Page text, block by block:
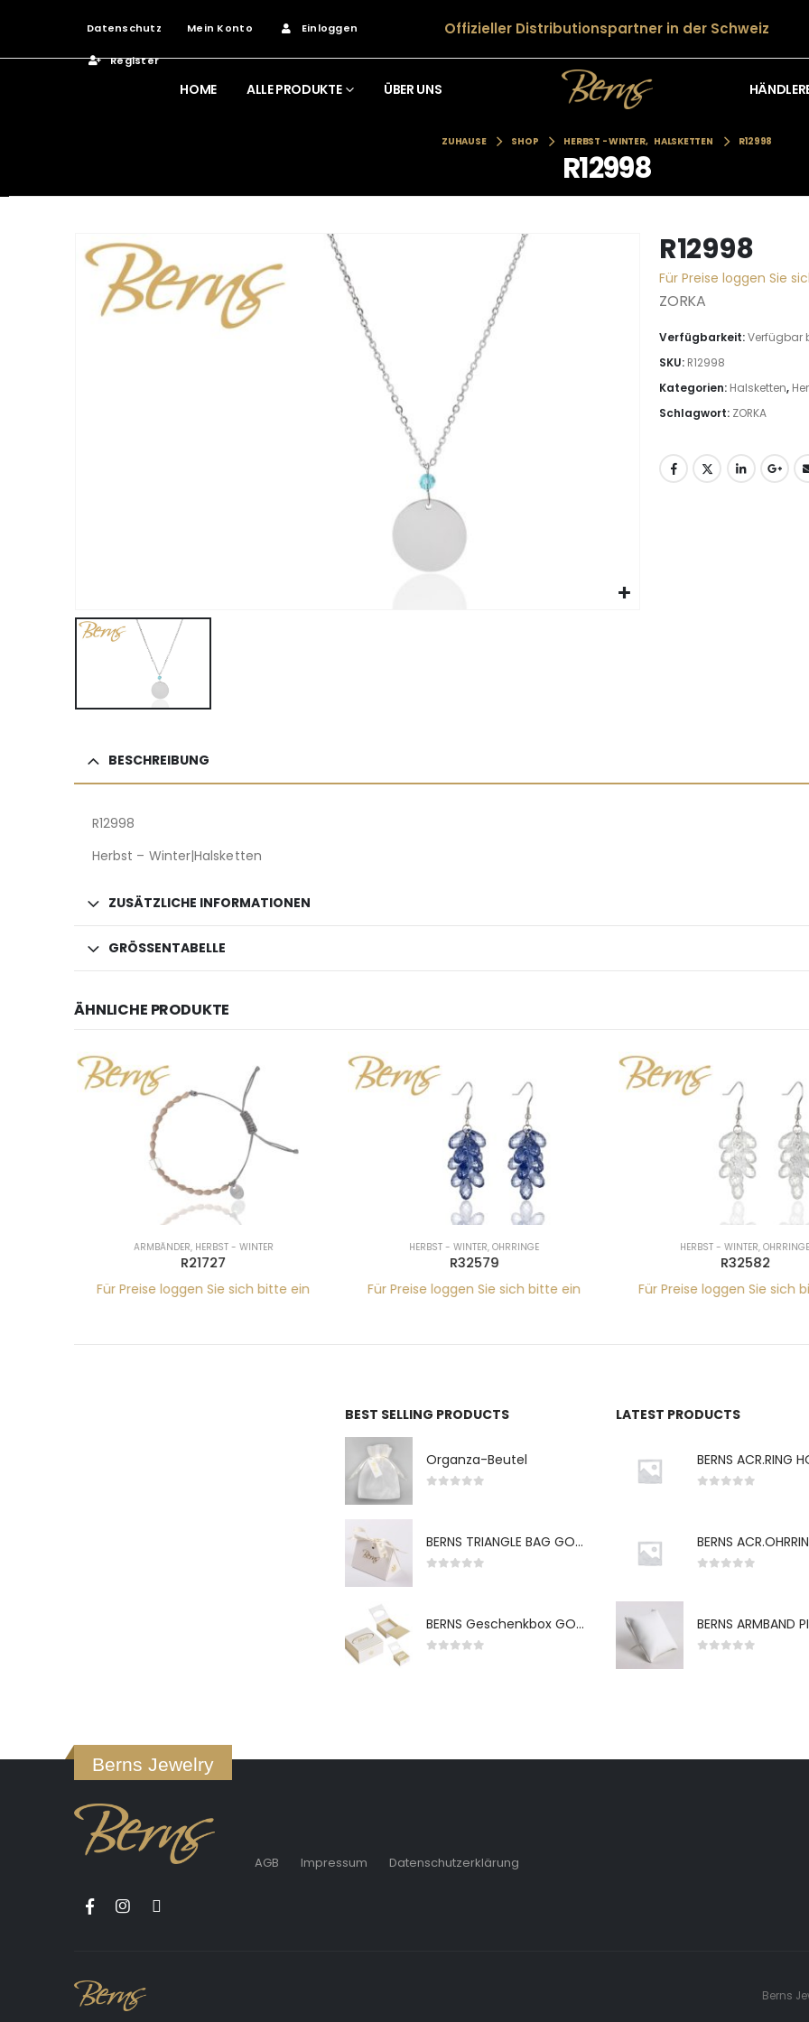
Datenschutz Mein Konto Einloggen
Register
Offizieller Distributionspartner in der Schweiz
HOME ALLE PRODUKTE ÜBER UNS
ZUHAUSE SHOP HERBST - WINTER, HALSKETTEN R12998
R12998
R12998
Für Preise loggen Sie
ZORKA
Verfügbarkeit:Verfügbar
SKU: R12998
Kategorien: Halsketten,
Schlagwort: ZORKA
BESCHREIBUNG
R12998
Herbst – Winter|Halsketten
ZUSÄTZLICHE INFORMATIONEN
GRÖSSENTABELLE
ÄHNLICHE PRODUKTE
ARMBÄNDER,HERBST - WINTER
R21727
Für Preise loggen Sie sich bitte ein
HERBST - WINTER, OHRRINGE
R32579
Für Preise loggen Sie sich bitte ein
HERBST - WINTER, OHRRINGE
R32582
Für Preise loggen Sie sich
BEST SELLING PRODUCTS
Organza-Beutel
BERNS TRIANGLE BAG GO-WH "S" 7*5CM
BERNS Geschenkbox GO-WH 65*65*38MM FOR SMALL SETS
LATEST PRODUCTS
Berns Jewelry
AGB Impressum Datenschutzerklärung
Berns